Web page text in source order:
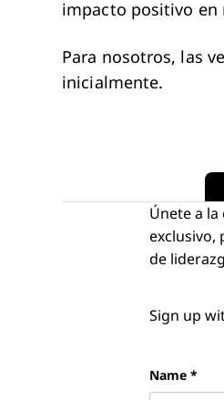
impacto positivo en
Para nosotros, las
inicialmente.
Únete a
exclusivo,
de
Sign up
Name *